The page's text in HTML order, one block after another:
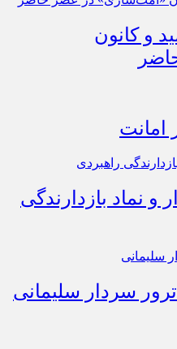
و کانون
امانت
و نماد بازدارندگی
ترور سردار سلیمانی